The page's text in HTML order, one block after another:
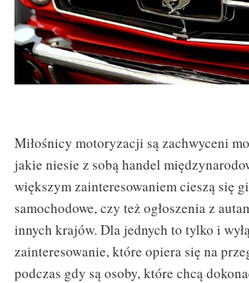
Miłośnicy motoryzacji są zachwyceni
jakie niesie z sobą handel
większym zainteresowaniem cieszą się
samochodowe, czy też ogłoszenia z
innych krajów. Dla jednych to tylko i
zainteresowanie, które opiera się na
podczas gdy są osoby, które chcą